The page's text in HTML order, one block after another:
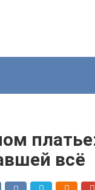
всё